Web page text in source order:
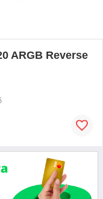
ARGB Reverse